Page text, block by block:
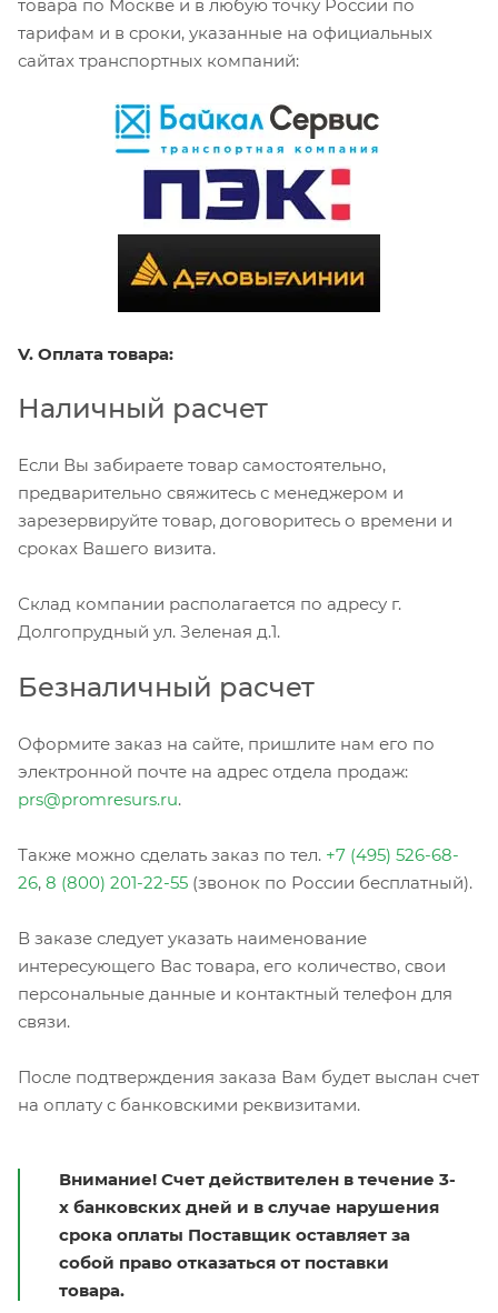
товара по Москве и в любую точку России по
тарифам и в сроки, указанные на официальных
сайтах транспортных компаний:
V. Оплата товара:
Наличный расчет
Если Вы забираете товар самостоятельно,
предварительно свяжитесь с менеджером и
зарезервируйте товар, договоритесь о времени и
сроках Вашего визита.
Склад компании располагается по адресу г.
Долгопрудный ул. Зеленая д.1.
Безналичный расчет
Оформите заказ на сайте, пришлите нам его по
электронной почте на адрес отдела продаж:
prs@promresurs.ru.
Также можно сделать заказ по тел. +7 (495) 526-68-
26, 8 (800) 201-22-55 (звонок по России бесплатный).
В заказе следует указать наименование
интересующего Вас товара, его количество, свои
персональные данные и контактный телефон для
связи.
После подтверждения заказа Вам будет выслан счет
на оплату с банковскими реквизитами.
Внимание! Счет действителен в течение 3-
х банковских дней и в случае нарушения
срока оплаты Поставщик оставляет за
собой право отказаться от поставки
товара.